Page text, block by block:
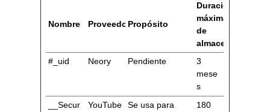
Nombre ProveedorPropósito
Duración
máxima
de
almacenamiento
#_uid
Neory Pendiente
3
mese
s
__Secur
YouTube
Se usa para
180